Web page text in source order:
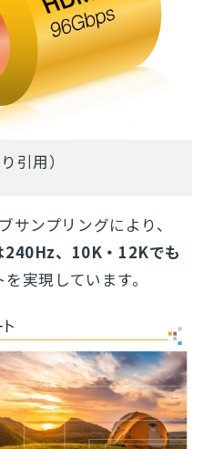
引用）
ンプリングにより、
、10K・12Kでも
実現しています。